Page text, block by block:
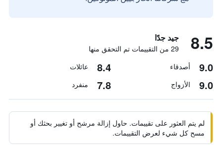
8.5 جيد جدًا
29 من التقييمات تم التحقق منها
9.0 أصدقاء 8.4 عائلات
9.0 الأزواج 7.8 منفرد
لم يتم العثور على تقييمات. حاول إزالة مرشح أو تغيير بحثك أو
مسح كل شيء لعرض التقييمات.